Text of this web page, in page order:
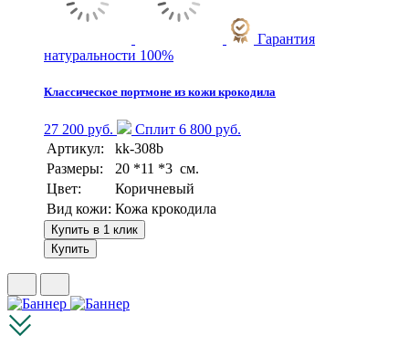
Гарантия
натуральности 100%
Классическое портмоне из кожи крокодила
27 200 руб.
Сплит 6 800 руб.
Артикул:
kk-308b
Размеры:
20 *11 *3 см.
Цвет:
Коричневый
Вид кожи: Кожа крокодила
Купить в 1 клик
Купить